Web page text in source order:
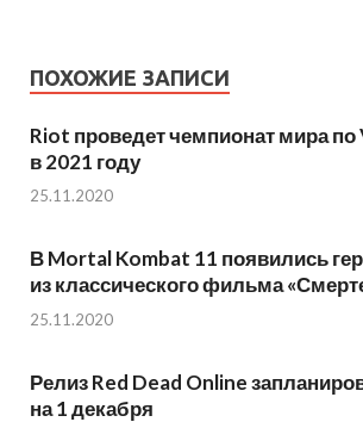
ПОХОЖИЕ ЗАПИСИ
Riot проведет чемпионат мира по
в 2021 году
25.11.2020
В Mortal Kombat 11 появились
из классического фильма
25.11.2020
Релиз Red Dead Online
на 1 декабря